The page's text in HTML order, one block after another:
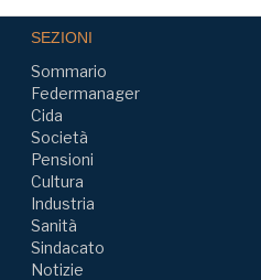
SEZIONI
Sommario
Federmanager
Cida
Società
Pensioni
Cultura
Industria
Sanità
Sindacato
Notizie